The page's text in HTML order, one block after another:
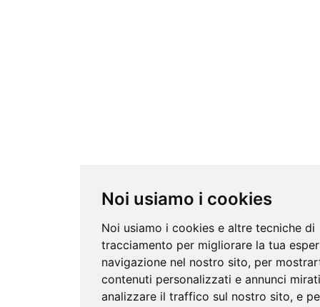
Noi usiamo i cookies
Noi usiamo i cookies e altre tecniche di
tracciamento per migliorare la tua
navigazione nel nostro sito, per
contenuti personalizzati e annunci
analizzare il traffico sul nostro sito, e